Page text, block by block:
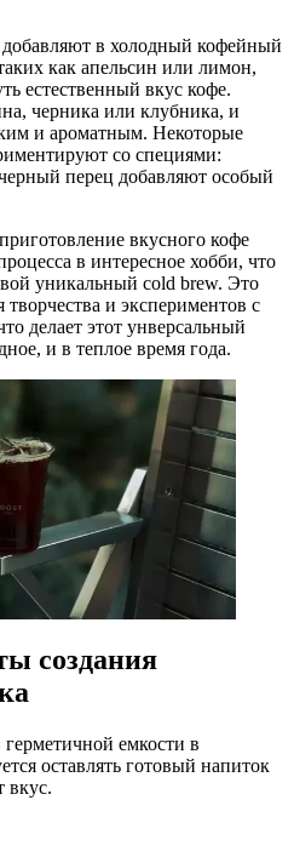
в холодный кофейный
как апельсин или лимон,
естественный вкус кофе.
черника или клубника, и
и ароматным. Некоторые
со специями:
перец добавляют особый
вкусного кофе
в интересное хобби, что
уникальный cold brew. Это
и экспериментов с
делает этот унверсальный
и в теплое время года.
создания
емкости в
оставлять готовый напиток
вкус.